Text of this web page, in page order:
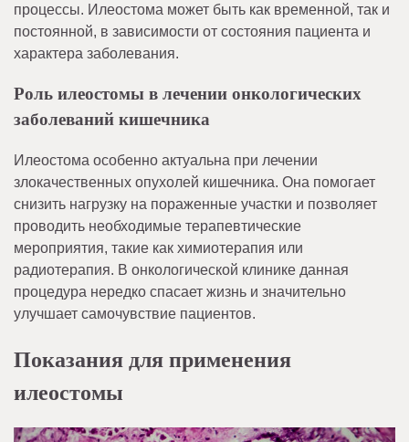
процессы. Илеостома может быть как временной, так и
постоянной, в зависимости от состояния пациента и
характера заболевания.
Роль илеостомы в лечении онкологических
заболеваний кишечника
Илеостома особенно актуальна при лечении
злокачественных опухолей кишечника. Она помогает
снизить нагрузку на пораженные участки и позволяет
проводить необходимые терапевтические
мероприятия, такие как химиотерапия или
радиотерапия. В онкологической клинике данная
процедура нередко спасает жизнь и значительно
улучшает самочувствие пациентов.
Показания для применения
илеостомы